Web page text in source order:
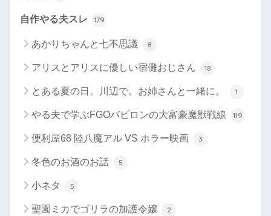
自作やる夫スレ 179
あかりちゃんと七不思議 8
アリスとアリスに優しい宿儺おじさん 18
とある夏の日。川辺で。お姉さんと一緒に。 1
やる夫で学ぶFGOバビロンの大富豪魔獣戦線 119
便利屋68 陸八魔アル VS ホラー映画 3
冬色のお酒のお話 5
小ネタ 5
聖園ミカでゴリラの加護令嬢 2